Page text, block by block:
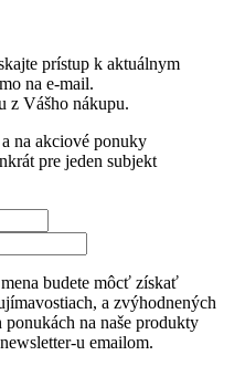
prístup k aktuálnym
na e-mail.
z Vášho nákupu.
na akciové ponuky
pre jeden subjekt
budete môcť získať
a zvýhodnených
na naše produkty
u emailom.